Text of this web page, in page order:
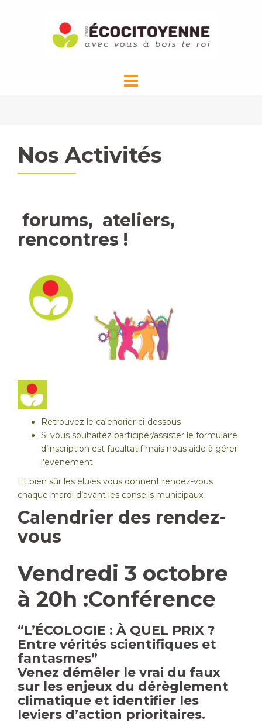
Nos Activités
forums, ateliers,
rencontres !
Retrouvez le calendrier ci-dessous
Si vous souhaitez participer/assister le formulaire
d’inscription est facultatif mais nous aide à gérer
l’évènement
Et bien sûr les élu·es vous donnent rendez-vous
chaque mardi d’avant les conseils municipaux.
Calendrier des rendez-
vous
Vendredi 3 octobre
à 20h :Conférence
“L’ÉCOLOGIE : À QUEL PRIX ?
Entre vérités scientifiques et
fantasmes”
Venez démêler le vrai du faux
sur les enjeux du dérèglement
climatique et identifier les
leviers d’action prioritaires.